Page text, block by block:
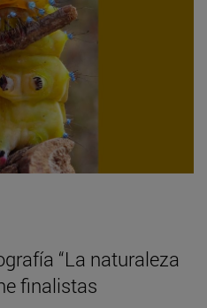
“La naturaleza
finalistas